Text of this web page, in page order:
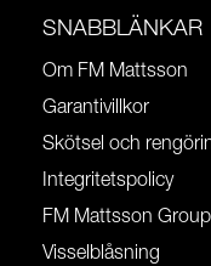
SNABBLÄNKAR
Om FM Mattsson
Garantivillkor
Skötsel och
Integritetspolicy
FM Mattsson Group
Visselblåsning